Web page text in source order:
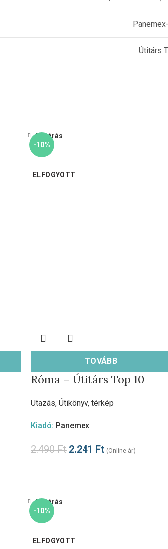
Útitárs
-10%
ELFOGYOTT
TOVÁBB
Bezárás
Róma – Útitárs Top 10
Utazás, Útikönyv, térkép
Kiadó: Panemex
2.490Ft 2.241 Ft (Online ár)
-10%
ELFOGYOTT
Bezárás